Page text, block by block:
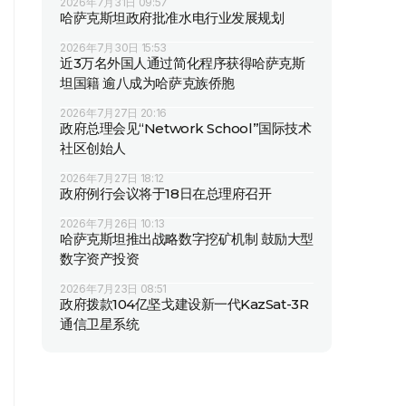
哈萨克斯坦政府批准水电行业发展规划
2026年7月30日 15:53
近3万名外国人通过简化程序获得哈萨克斯
坦国籍 逾八成为哈萨克族侨胞
2026年7月27日 20:16
政府总理会见“Network School”国际技术
社区创始人
2026年7月27日 18:12
政府例行会议将于18日在总理府召开
2026年7月26日 10:13
哈萨克斯坦推出战略数字挖矿机制 鼓励大型
数字资产投资
2026年7月23日 08:51
政府拨款104亿坚戈建设新一代KazSat-3R
通信卫星系统